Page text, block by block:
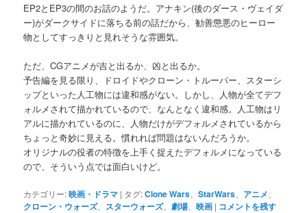
EP2とEP3の間のお話のようだ。アナキン(後のダース・ヴェイダ
ー)がダークサイドに落ちる前の話だから、勧善懲悪のヒーロー
物としてすっきりと見れそうな雰囲気。
ただ、CGアニメが吉と出るか、凶と出るか。
予告編を見る限り、ドロイドやクローン・トルーパー、スターシ
ップといった人工物には違和感がない。しかし、人物が全てデフ
ォルメされて描かれているので、なんとなく違和感。人工物はリ
アルに描かれているのに、人物だけがデフォルメされているから
ちょっと奇妙に見える。慣れれば問題はないんだろうか。
オリジナルの役者の特徴を上手く捉えたデフォルメになっている
ので、そういう点では面白いけど。
カテゴリー:映画・ドラマ | タグ:Clone Wars 、StarWars アニメ
クローン・ウォーズ、 スターウォーズ、 劇場 、映画 | コメントを残す